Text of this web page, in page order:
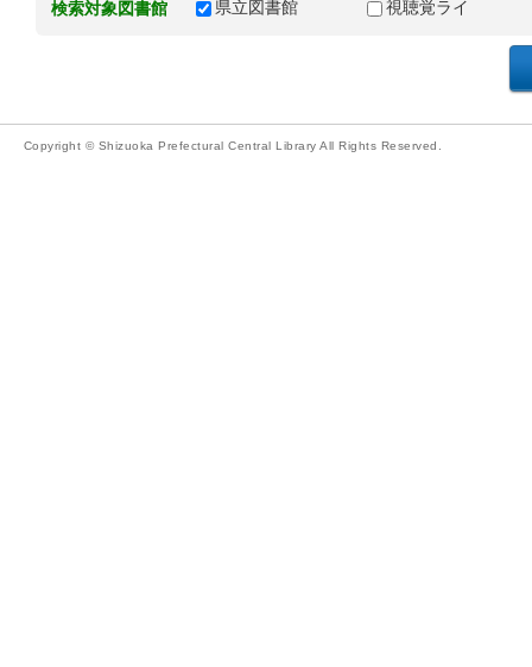
検索対象図書館 県立図書館 視聴覚ライ
Copyright © Shizuoka Prefectural Central Library All Rights Reserved.